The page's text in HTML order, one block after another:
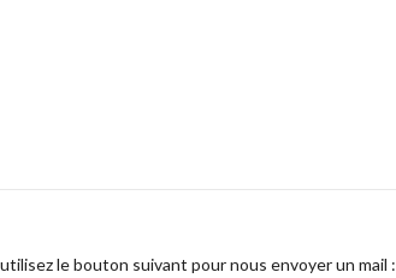
le bouton suivant pour nous envoyer un mail :